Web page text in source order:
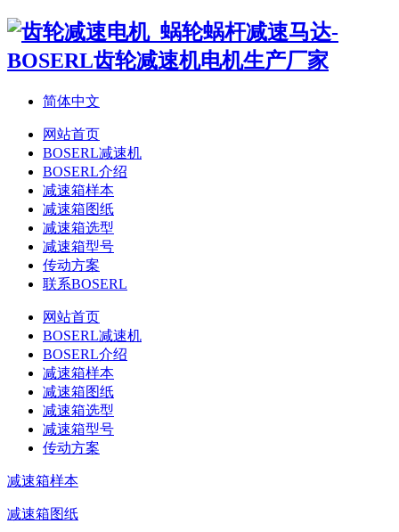
简体中文
网站首页
BOSERL减速机
BOSERL介绍
减速箱样本
减速箱图纸
减速箱选型
减速箱型号
传动方案
联系BOSERL
网站首页
BOSERL减速机
BOSERL介绍
减速箱样本
减速箱图纸
减速箱选型
减速箱型号
传动方案
减速箱样本
减速箱图纸